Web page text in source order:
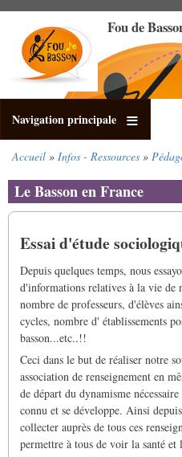
contenu
principal
Fou de
Navigation principale
d'Ariane
Accueil Infos - Ressources
Le Basson en France
Essai d'étude
Depuis quelques temps, nous
d'informations relatives à la vie de
nombre de professeurs, d'élèves
cycles, nombre d' établissements
basson...etc..!!
Ceci dans le but de réaliser notre
association de renseignement en
de départ du dynamisme
connu et se développe. Ainsi
collecter auprès de tous ces
permettre à tous de voir la santé